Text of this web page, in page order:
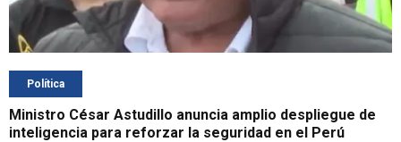
Política
Ministro César Astudillo anuncia amplio despliegue de
inteligencia para reforzar la seguridad en el Perú